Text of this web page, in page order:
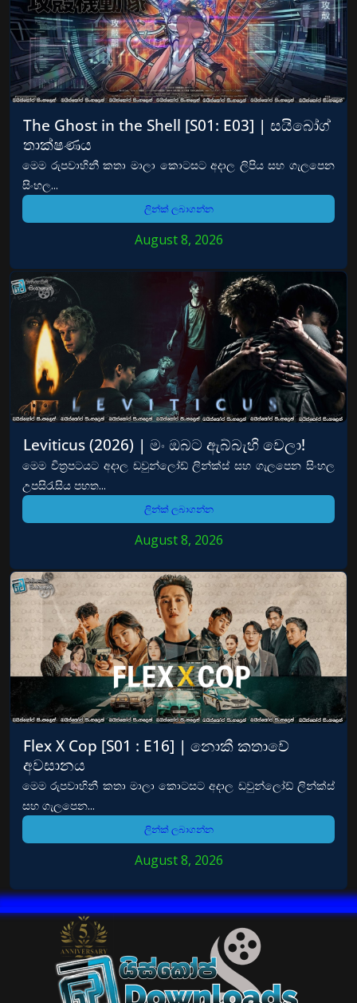
The Ghost in the Shell [S01: E03] | සයිබෝග්
තාක්ෂණය
මෙම රුපවාහිනී කතා මාලා කොටසට අදාල ලිපිය සහ ගැලපෙන
සිංහල...
ලින්ක් ලබාගන්න
August 8, 2026
Leviticus (2026) | මං ඔබට ඇබ්බැහි වෙලා!
මෙම චිත්‍රපටයට අදාල ඩවුන්ලෝඩ් ලින්ක්ස් සහ ගැලපෙන සිංහල
උපසිරැසිය පහත...
ලින්ක් ලබාගන්න
August 8, 2026
Flex X Cop [S01 : E16] | නොකී කතාවේ
අවසානය
මෙම රුපවාහිනී කතා මාලා කොටසට අදාල ඩවුන්ලෝඩ් ලින්ක්ස්
සහ ගැලපෙන...
ලින්ක් ලබාගන්න
August 8, 2026